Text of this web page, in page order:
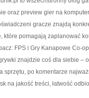
oraz preview gier na
gracze znajdą
które pomagają zaplanować
FPS i Gry Kanapowe Co-
znajdzie coś dla siebie –
sprzętu, po komentarze
na jakość treści, łatwość